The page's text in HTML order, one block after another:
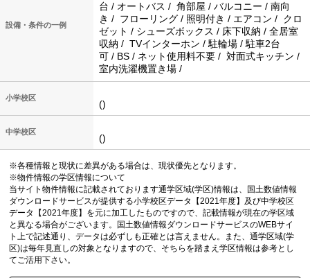
設備・条件の一例
台 / オートバス / 角部屋 / バルコニー / 南向
き / フローリング / 照明付き / エアコン / クロ
ゼット / シューズボックス / 床下収納 / 全居室
収納 / TVインターホン / 駐輪場 / 駐車2台
可 / BS / ネット使用料不要 / 対面式キッチン /
室内洗濯機置き場 /
小学校区
()
中学校区
()
※各種情報と現状に差異がある場合は、現状優先となります。
※物件情報の学区情報について
当サイト物件情報に記載されております通学区域(学区)情報は、国土数値情報
ダウンロードサービスが提供する小学校区データ【2021年度】及び中学校区
データ【2021年度】を元に加工したものですので、記載情報が現在の学区域
と異なる場合がございます。国土数値情報ダウンロードサービスのWEBサイ
ト上で記述通り、データは必ずしも正確とは言えません。また、通学区域(学
区)は毎年見直しの対象となりますので、そちらを踏まえ学区情報は参考とし
てご活用下さい。